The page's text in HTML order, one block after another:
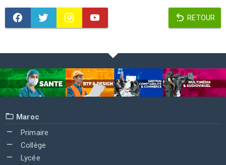
RETOUR
Maroc
Primaire
Collège
Lycée